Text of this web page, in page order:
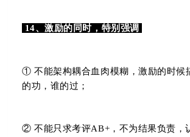
14、激励的同时，特别强调
① 不能架构耦合血肉模糊，激励的时候
的功，谁的过；
② 不能只求考评AB+，不为结果负责，